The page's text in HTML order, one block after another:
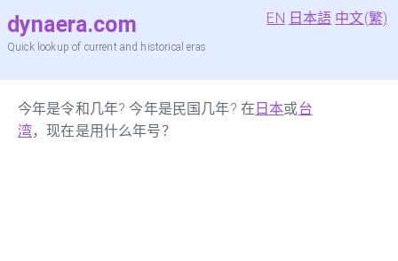
dynaera.com
Quick lookup of current and historical eras
EN 日本語 中文(繁)
今年是令和几年? 今年是民国几年? 在 日本或台
湾，现在是用什么年号？